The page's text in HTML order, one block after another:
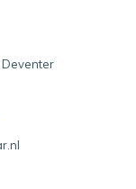
Deventer